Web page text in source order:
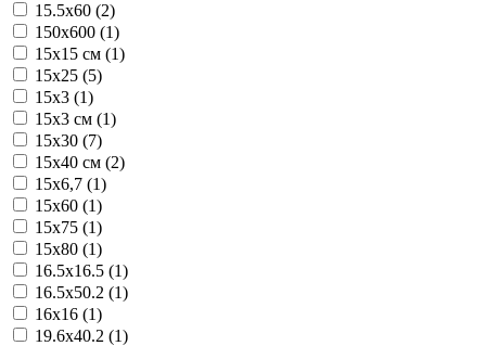
15.5x60 (2)
150x600 (1)
15x15 см (1)
15x25 (5)
15x3 (1)
15x3 см (1)
15x30 (7)
15x40 см (2)
15x6,7 (1)
15x60 (1)
15x75 (1)
15x80 (1)
16.5x16.5 (1)
16.5x50.2 (1)
16x16 (1)
19.6x40.2 (1)